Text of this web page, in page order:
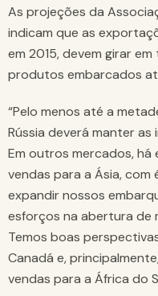
As projeções da
indicam que as
em 2015, devem girar
produtos embarcados
“Pelo menos até a
Rússia deverá manter
Em outros mercados,
vendas para a Ásia, com
expandir nossos
esforços na abertura de
Temos boas
Canadá e,
vendas para a África do